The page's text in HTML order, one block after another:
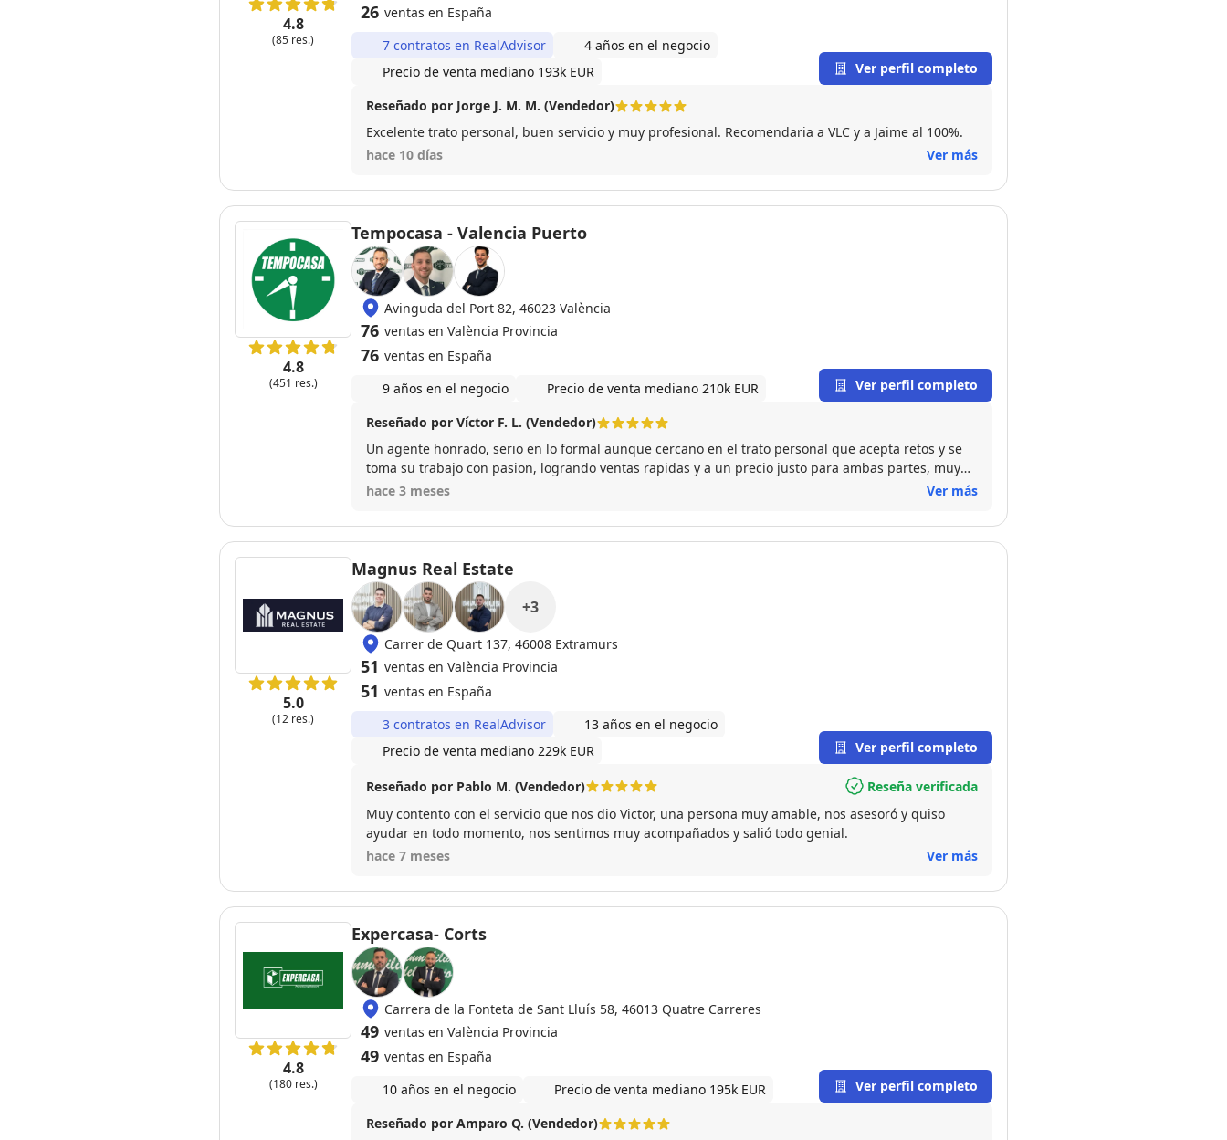
4.8
(85 res.)
26 ventas en España
7 contratos en RealAdvisor
4 años en el negocio
Precio de venta mediano 193k EUR
Ver perfil completo
Reseñado por Jorge J. M. M. (Vendedor)
Excelente trato personal, buen servicio y muy profesional. Recomendaria a VLC y a Jaime al 100%.
hace 10 días
Ver más
4.8
(451 res.)
Tempocasa - Valencia Puerto
Avinguda del Port 82, 46023 València
76 ventas en València Provincia
76 ventas en España
9 años en el negocio
Precio de venta mediano 210k EUR Ver perfil completo
Reseñado por Víctor F. L. (Vendedor)
Un agente honrado, serio en lo formal aunque cercano en el trato personal que acepta retos y se
toma su trabajo con pasion, logrando ventas rapidas y a un precio justo para ambas partes, muy
recomendable!
hace 3 meses Ver más
5.0
(12 res.)
Magnus Real Estate
+3
Carrer de Quart 137, 46008 Extramurs
51 ventas en València Provincia
51 ventas en España
3 contratos en RealAdvisor
13 años en el negocio
Precio de venta mediano 229k EUR
Ver perfil completo
Reseñado por Pablo M. (Vendedor)
Reseña verificada
Muy contento con el servicio que nos dio Victor, una persona muy amable, nos asesoró y quiso
ayudar en todo momento, nos sentimos muy acompañados y salió todo genial.
hace 7 meses
Ver más
4.8
(180 res.)
Expercasa- Corts
Carrera de la Fonteta de Sant Lluís 58, 46013 Quatre Carreres
49 ventas en València Provincia
49 ventas en España
10 años en el negocio
Precio de venta mediano 195k EUR Ver perfil completo
Reseñado por Amparo Q. (Vendedor)